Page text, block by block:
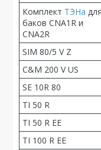
Комплект ТЭНа для
баков CNA1R и
CNA2R
SIM 80/5 V Z
С&М 200 V US
SE 10R 80
TI 50 R
TI 50 R EE
TI 100 R EE